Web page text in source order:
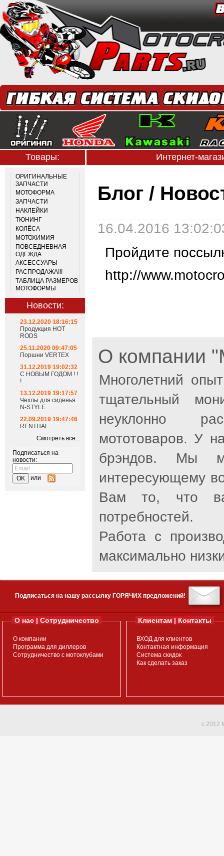
Товары: Интернет-
ОРИГИНАЛЬНЫЕ
ЗАПЧАСТИ
МОТОФОРМА
ЗАПЧАСТИ
НАКЛЕЙКИ
ТЮНИНГ
КОЛЁСА
МОТОХИМИЯ
ПОВСЕДНЕВНАЯ
ОДЕЖДА
АКСЕССУАРЫ
РАСПРОДАЖА!!!
ТАБЛИЦА РАЗМЕРОВ
МОТОФОРМЫ
Новости:
23.12.2020 18:16:15
Продукция HOT
RODS
25.11.2020 09:47:05
Поршни VERTEX
31.12.2019 19:02:32
С НОВЫМ ГОДОМ ! !
!
13.12.2019 19:17:57
Чехлы для сиденья
N-STYLE
22.09.2019 19:47:46
RENTHAL
Смотреть все...
Подписаться на
новости:
или
Блог /
16.04.2016
Пройдите
http://
О компании
Многолетний
тщательный
неуклонно
мототоваров. У
брэндов. Мы
интересующему
Вам то, что
потребностей.
Работа с
максимально
Подписаться на нашу рассылку ГОРЯЧИХ предложений!
О нас | Сотрудничество
О компании
Программа для диллеров
Сотрудничество с мотоклубами
Клиентам | Контакты
ВХОД для клиентов
Контактная информация
Система скидок
Как сделать заказ
c 2012